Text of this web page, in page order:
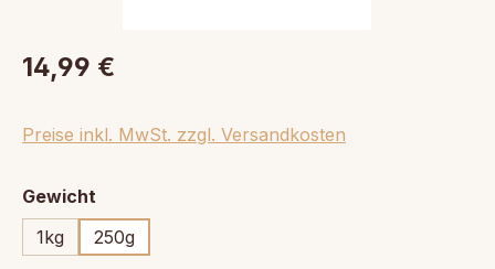
14,99 €
Preise inkl. MwSt. zzgl. Versandkosten
Gewicht
1kg
250g